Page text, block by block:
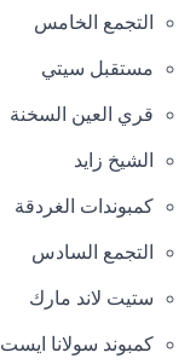
التجمع الخامس
مستقبل سيتي
قري العين السخنة
الشيخ زايد
كمبوندات الغردقة
التجمع السادس
ستيت لاند مارك
كمبوند سولانا ايست